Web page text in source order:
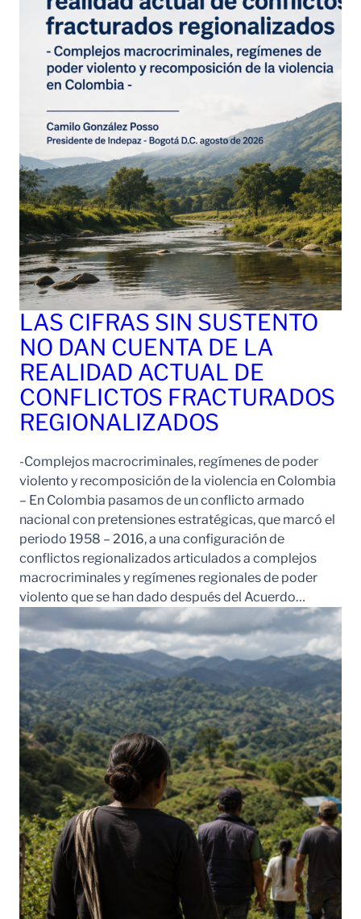
LAS CIFRAS SIN SUSTENTO
NO DAN CUENTA DE LA
REALIDAD ACTUAL DE
CONFLICTOS FRACTURADOS
REGIONALIZADOS
-Complejos macrocriminales, regímenes de poder
violento y recomposición de la violencia en Colombia
– En Colombia pasamos de un conflicto armado
nacional con pretensiones estratégicas, que marcó el
periodo 1958 – 2016, a una configuración de
conflictos regionalizados articulados a complejos
macrocriminales y regímenes regionales de poder
violento que se han dado después del Acuerdo…